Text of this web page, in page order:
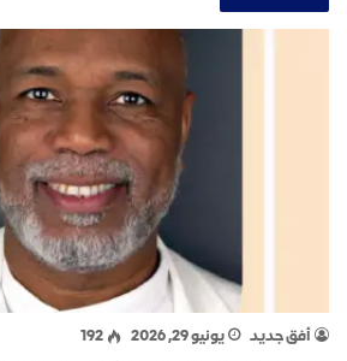
أفق جديد يونيو 29, 2026 192